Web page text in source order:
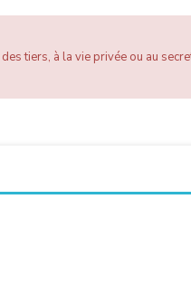
tiers, à la vie privée ou au